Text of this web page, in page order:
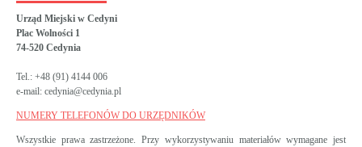
Urząd Miejski w Cedyni
Plac Wolności 1
74-520 Cedynia
Tel.: +48 (91) 4144 006
e-mail: cedynia@cedynia.pl
NUMERY TELEFONÓW DO URZĘDNIKÓW
Wszystkie prawa zastrzeżone. Przy wykorzystywaniu materiałów wymagane jest